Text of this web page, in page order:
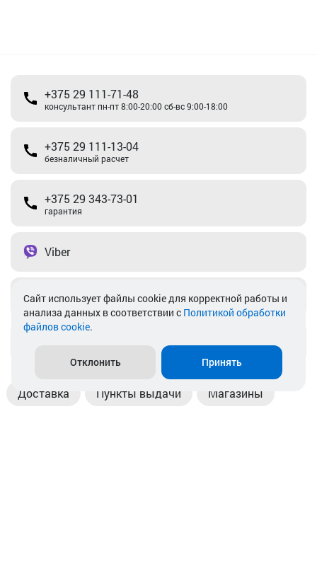
+375 29 111-71-48
консультант пн-пт 8:00-20:00 сб-вс 9:00-18:00
+375 29 111-13-04
безналичный расчет
+375 29 343-73-01
гарантия
Viber
Telegram
Доставка Пункты выдачи Магазины
Cайт использует файлы cookie для корректной работы и
анализа данных в соответствии с Политикой обработки
файлов cookie.
Отклонить Принять